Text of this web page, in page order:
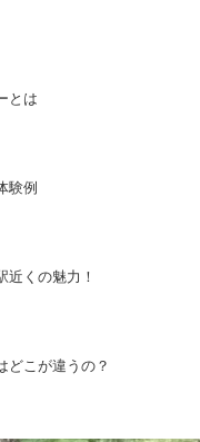
とは
験例
近くの魅力！
どこが違うの？